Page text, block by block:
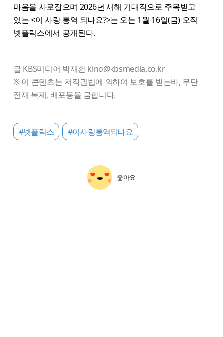
마음을 사로잡으며 2026년 새해 기대작으로 주목받고
있는 <이 사랑 통역 되나요?>는 오는 1월 16일(금) 오직
넷플릭스에서 공개된다.
글 KBS미디어 박재환 kino@kbsmedia.co.kr
※ 이 콘텐츠는 저작권법에 의하여 보호를 받는바, 무단
전재 복제, 배포등을 금합니다.
#넷플릭스 #이사랑통역되나요
좋아요